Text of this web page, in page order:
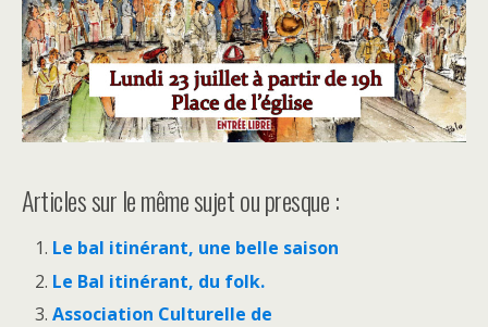
Articles sur le même sujet ou presque :
Le bal itinérant, une belle saison
Le Bal itinérant, du folk.
Association Culturelle de